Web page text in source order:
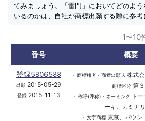
てみましょう。「雷門」においてどのよ
いるのかは、自社が商標出願する際に参考
1〜10
番号
概要
登録5806588
出願2015-05-29
登録2015-11-13
・ 商標権者・商標出願人 株式
・ 商標区分第３
・ 称呼(呼称)・ネーミングトー
ーキ、カミナ
・ 文字商標東京、パウン